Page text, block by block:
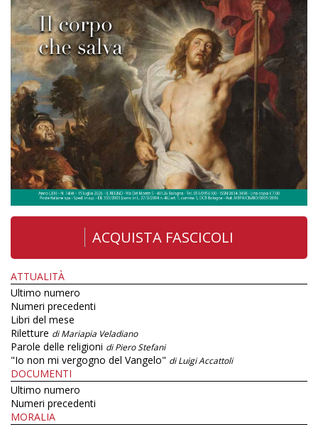
ACQUISTA FASCICOLI
ATTUALITÀ
Ultimo numero
Numeri precedenti
Libri del mese
Riletture di Mariapia Veladiano
Parole delle religioni di Piero Stefani
"Io non mi vergogno del Vangelo" di Luigi Accattoli
DOCUMENTI
Ultimo numero
Numeri precedenti
MORALIA